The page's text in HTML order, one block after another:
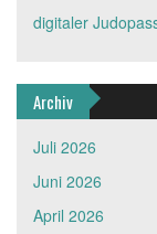
digitaler
Archiv
Juli 2026
Juni 2026
April 2026